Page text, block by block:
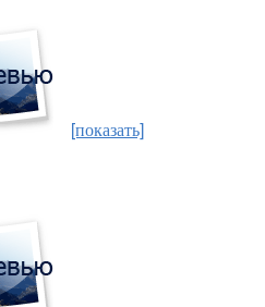
[показать]